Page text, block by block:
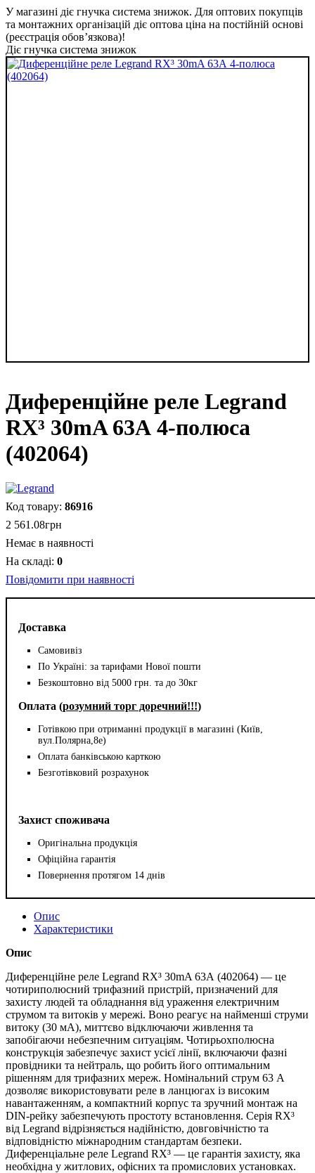
У магазині діє гнучка система знижок. Для оптових покупців
та монтажних організацій діє оптова ціна на постійній основі
(реєстрація обов’язкова)!
Діє гнучка система знижок
Диференційне реле Legrand
RX³ 30mA 63А 4-полюса
(402064)
Доставка
Самовивіз
По Україні: за тарифами Нової пошти
Безкоштовно від 5000 грн. та до 30кг
Оплата (розумний торг доречний!!!)
Готівкою при отриманні продукції в магазині (Київ,
вул.Полярна,8е)
Оплата банківською карткою
Безготівковий розрахунок
Захист споживача
Оригінальна продукція
Офіційна гарантія
Повернення протягом 14 днів
86916
2 561 .08грн
Немає в наявності
0
Повідомити при наявності
Опис
Характеристики
Опис
Диференційне реле Legrand RX³ 30mA 63А (402064) — це
чотириполюсний трифазний пристрій, призначений для
захисту людей та обладнання від ураження електричним
струмом та витоків у мережі. Воно реагує на найменші струми
витоку (30 мА), миттєво відключаючи живлення та
запобігаючи небезпечним ситуаціям. Чотирьохполюсна
конструкція забезпечує захист усієї лінії, включаючи фазні
провідники та нейтраль, що робить його оптимальним
рішенням для трифазних мереж. Номінальний струм 63 А
дозволяє використовувати реле в ланцюгах із високим
навантаженням, а компактний корпус та зручний монтаж на
DIN-рейку забезпечують простоту встановлення. Серія RX³
від Legrand відрізняється надійністю, довговічністю та
відповідністю міжнародним стандартам безпеки.
Диференціальне реле Legrand RX³ — це гарантія захисту, яка
необхідна у житлових, офісних та промислових установках.